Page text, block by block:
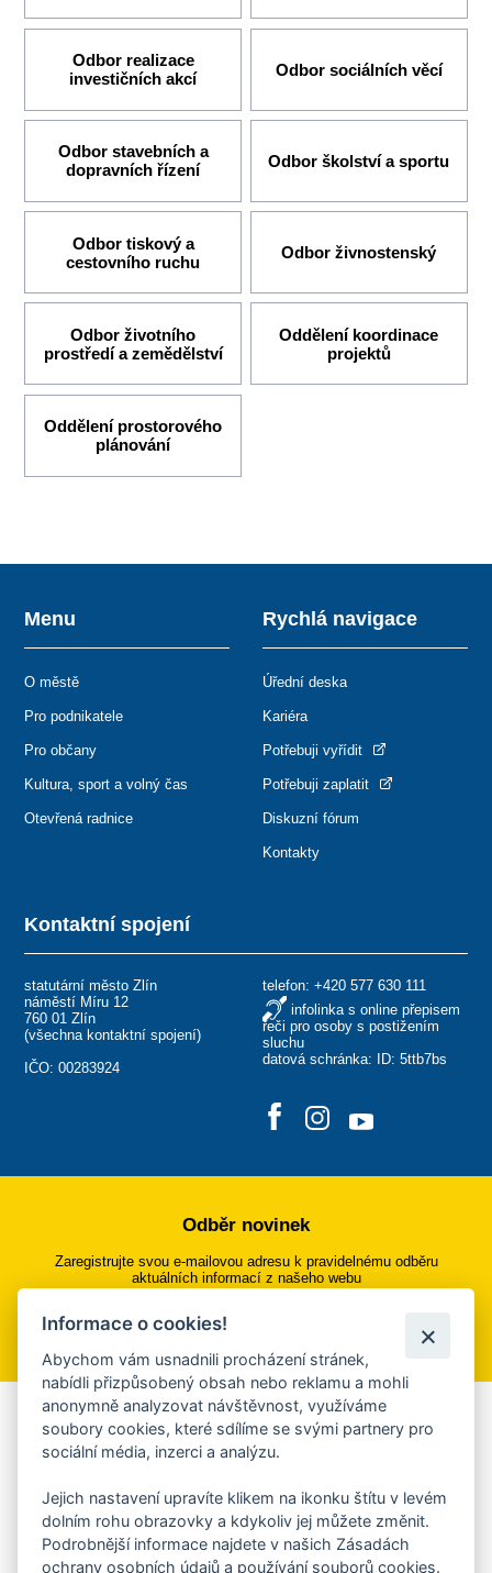
Odbor realizace
investičních akcí
Odbor sociálních věcí
Odbor stavebních a
dopravních řízení
Odbor školství a sportu
Odbor tiskový a
cestovního ruchu
Odbor živnostenský
Odbor životního
prostředí a zemědělství
Oddělení koordinace
projektů
Oddělení prostorového
plánování
Kontaktní spojení
statutární město Zlín
náměstí Míru 12
760 01 Zlín
(všechna kontaktní spojení)
IČO: 00283924
telefon: +420 577 630 111
infolinka s online přepisem
řeči pro osoby s postižením
sluchu
datová schránka: ID: 5ttb7bs
Menu
O městě
Pro podnikatele
Pro občany
Kultura, sport a volný čas
Otevřená radnice
Rychlá navigace
Úřední deska
Kariéra
Potřebuji vyřídit
Potřebuji zaplatit
Diskuzní fórum
Kontakty
Odběr novinek
Zaregistrujte svou e-mailovou adresu k pravidelnému odběru
aktuálních informací z našeho webu
Přihlásit se k odběru
Aplikace Mobilní rozhlas
Chcete dostávat do svého mobilu či mailu upozornění na
ankety, pozvánky na kulturní a sportovní akce?
Více informací o aplikaci
Informace o cookies!
Abychom vám usnadnili procházení stránek,
nabídli přizpůsobený obsah nebo reklamu a mohli
anonymně analyzovat návštěvnost, využíváme
soubory cookies, které sdílíme se svými partnery pro
sociální média, inzerci a analýzu.
Jejich nastavení upravíte klikem na ikonku štítu v levém
dolním rohu obrazovky a kdykoliv jej můžete změnit.
Podrobnější informace najdete v našich Zásadách
ochrany osobních údajů a používání souborů cookies.